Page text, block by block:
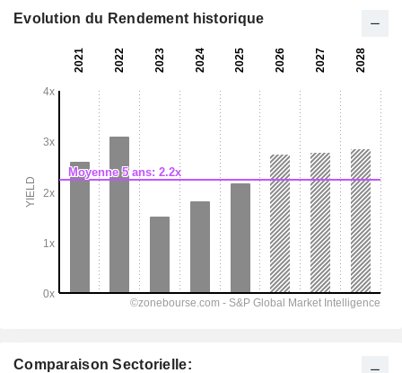
Comparaison Sectorielle:
Evolution du Rendement historique